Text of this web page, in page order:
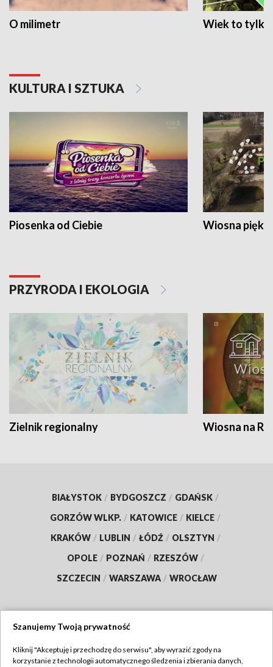
O milimetr Wiek to tylko
KULTURA I SZTUKA
Piosenka od Ciebie Wiosna
PRZYRODA I EKOLOGIA
Zielnik regionalny Wiosna na
BIAŁYSTOK / BYDGOSZCZ / GDAŃSK /
GORZÓW WLKP. / KATOWICE / KIELCE /
KRAKÓW / LUBLIN / ŁÓDŹ / OLSZTYN /
OPOLE / POZNAŃ / RZESZÓW /
SZCZECIN / WARSZAWA / WROCŁAW
TVP
Szanujemy Twoją prywatność
Kliknij "Akceptuję i przechodzę do serwisu", aby wyrazić zgody na
korzystanie z technologii automatycznego śledzenia i zbierania danych,